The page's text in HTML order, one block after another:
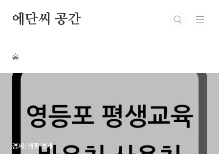
에단씨 공간
홈
경제/생활경제